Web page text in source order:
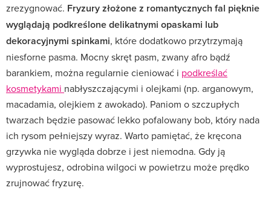
zrezygnować. Fryzury złożone z romantycznych fal pięknie
wyglądają podkreślone delikatnymi opaskami lub
dekoracyjnymi spinkami, które dodatkowo przytrzymają
niesforne pasma. Mocny skręt pasm, zwany afro bądź
barankiem, można regularnie cieniować i podkreślać
kosmetykami nabłyszczającymi i olejkami (np. arganowym,
macadamia, olejkiem z awokado). Paniom o szczupłych
twarzach będzie pasować lekko pofalowany bob, który nada
ich rysom pełniejszy wyraz. Warto pamiętać, że kręcona
grzywka nie wygląda dobrze i jest niemodna. Gdy ją
wyprostujesz, odrobina wilgoci w powietrzu może prędko
zrujnować fryzurę.